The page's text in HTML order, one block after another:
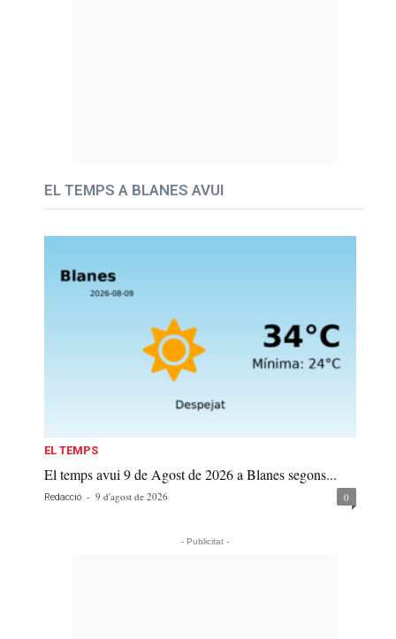
EL TEMPS A BLANES AVUI
EL TEMPS
El temps avui 9 de Agost de 2026 a Blanes segons...
Redacció - 9 d'agost de 2026 0
- Publicitat -